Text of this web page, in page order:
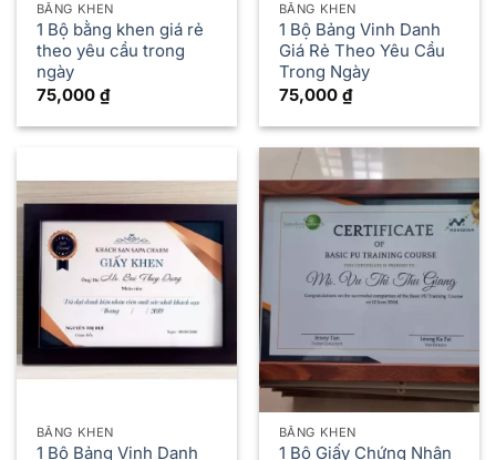
BẰNG KHEN
1 Bộ bằng khen giá rẻ
theo yêu cầu trong
ngày
75,000 ₫
BẰNG KHEN
1 Bộ Bảng Vinh Danh
Giá Rẻ Theo Yêu Cầu
Trong Ngày
75,000 ₫
BẰNG KHEN
1 Bộ Bảng Vinh Danh
BẰNG KHEN
1 Bộ Giấy Chứng Nhận